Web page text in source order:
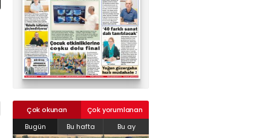
Çok okunan
Çok yorumlanan
Bugün
Bu hafta Bu ay